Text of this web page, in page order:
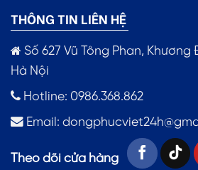
THÔNG TIN LIÊN HỆ
Số 627 Vũ Tông Phan, Khương
Hà Nội
Hotline: 0986.368.862
Email:
Theo dõi cửa hàng